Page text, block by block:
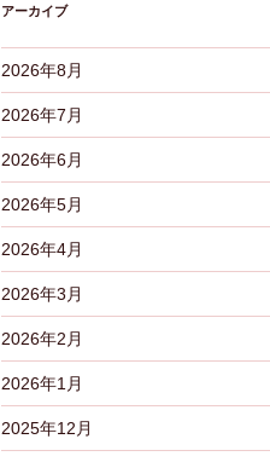
アーカイブ
2026年8月
2026年7月
2026年6月
2026年5月
2026年4月
2026年3月
2026年2月
2026年1月
2025年12月